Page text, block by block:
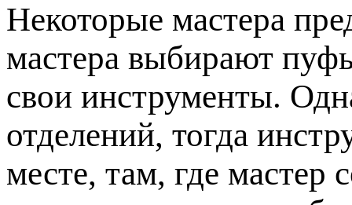
Некоторые мастера
мастера выбирают
свои инструменты.
отделений, тогда
месте, там, где